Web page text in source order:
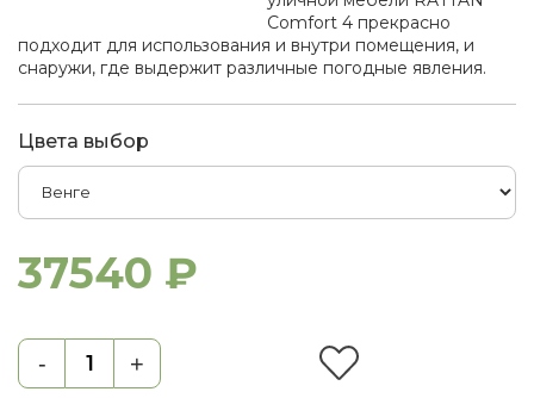
Comfort 4 прекрасно
подходит для использования и внутри помещения, и
снаружи, где выдержит различные погодные явления.
Цвета выбор
37540 ₽
- +